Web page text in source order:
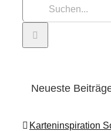
nach:
Neueste
Karteninspiration